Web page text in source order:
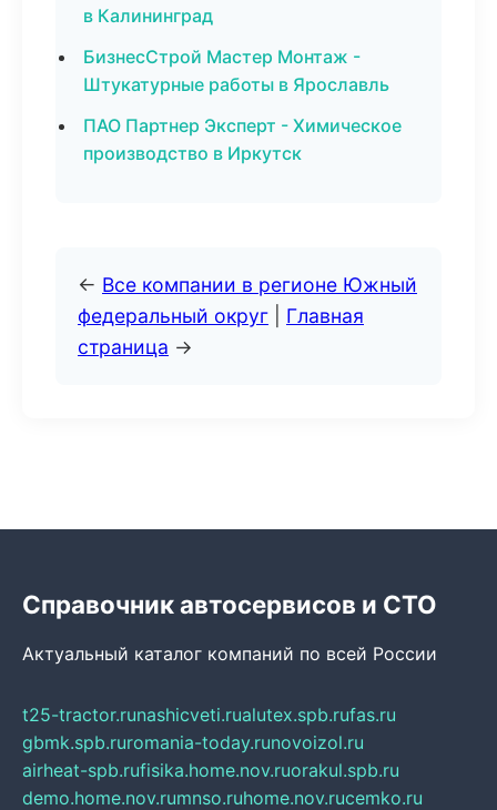
в Калининград
БизнесСтрой Мастер Монтаж -
Штукатурные работы в Ярославль
ПАО Партнер Эксперт - Химическое
производство в Иркутск
← Все компании в регионе Южный
федеральный округ
Главная
страница →
Справочник автосервисов и СТО
Актуальный каталог компаний по всей России
t25-tractor.runashicveti.rualutex.spb.rufas.ru
gbmk.spb.ruromania-today.runovoizol.ru
airheat-spb.rufisika.home.nov.ruorakul.spb.ru
demo.home.nov.rumnso.ruhome.nov.rucemko.ru